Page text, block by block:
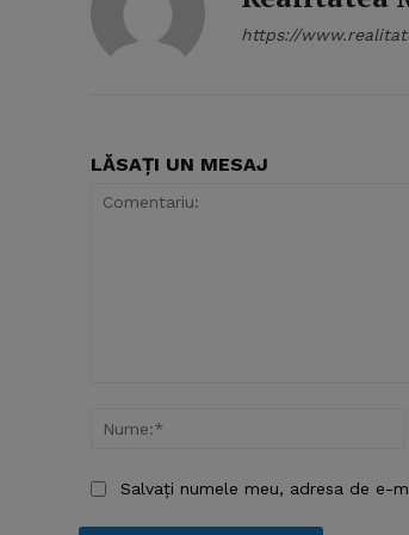
https://
LĂSAȚI UN MESAJ
Salvați numele meu, adresa de e-